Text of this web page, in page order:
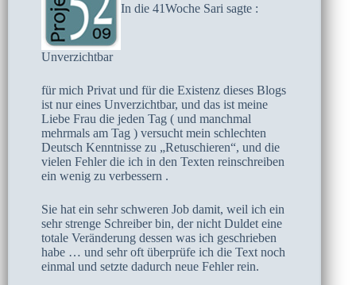
In die 41Woche Sari sagte :
Unverzichtbar
für mich Privat und für die Existenz dieses Blogs
ist nur eines Unverzichtbar, und das ist meine
Liebe Frau die jeden Tag ( und manchmal
mehrmals am Tag ) versucht mein schlechten
Deutsch Kenntnisse zu „Retuschieren“, und die
vielen Fehler die ich in den Texten reinschreiben
ein wenig zu verbessern .
Sie hat ein sehr schweren Job damit, weil ich ein
sehr strenge Schreiber bin, der nicht Duldet eine
totale Veränderung dessen was ich geschrieben
habe … und sehr oft überprüfe ich die Text noch
einmal und setzte dadurch neue Fehler rein.